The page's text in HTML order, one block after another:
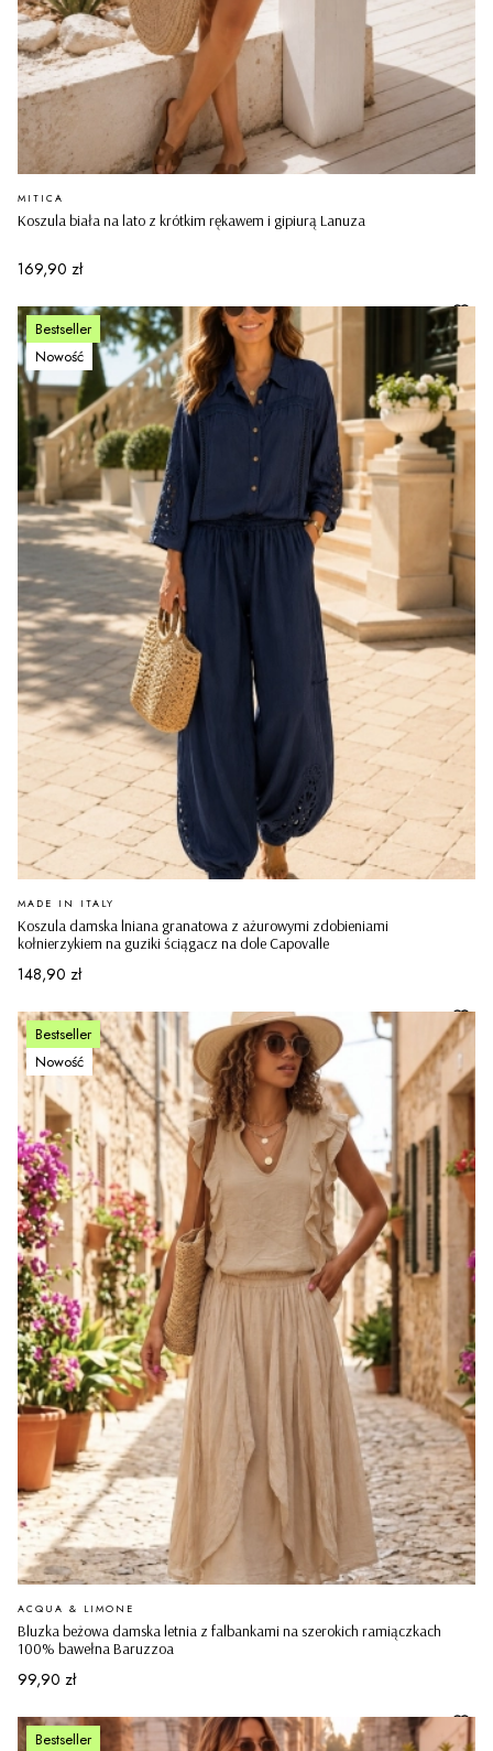
Koszula biała na lato z krótkim rękawem i gipiurą Lanuza
PRODUCENT
MITICA
Cena
169,90 zł
Bestseller
Nowość
Koszula damska lniana granatowa z ażurowymi zdobieniami
kołnierzykiem na guziki ściągacz na dole Capovalle
PRODUCENT
MADE IN ITALY
Cena
148,90 zł
Bestseller
Nowość
Bluzka beżowa damska letnia z falbankami na szerokich ramiączkach
100% bawełna Baruzzoa
PRODUCENT
ACQUA & LIMONE
Cena
99,90 zł
Bestseller